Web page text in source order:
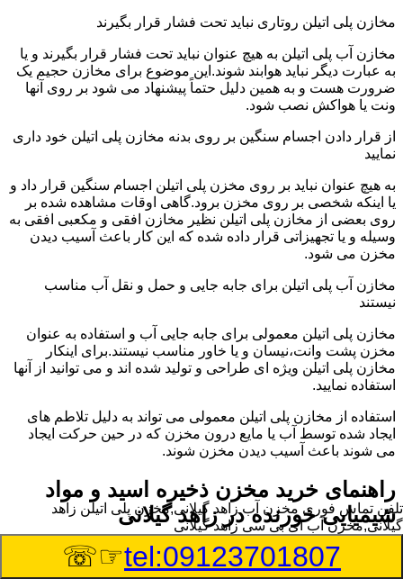
مخازن پلی اتیلن روتاری نباید تحت فشار قرار بگیرند
مخازن آب پلی اتیلن به هیچ عنوان نباید تحت فشار قرار بگیرند و یا
به عبارت دیگر نباید هوابند شوند.این موضوع برای مخازن حجیم یک
ضرورت هست و به همین دلیل حتماً پیشنهاد می شود بر روی آنها
ونت یا هواکش نصب شود.
از قرار دادن اجسام سنگین بر روی بدنه مخازن پلی اتیلن خود داری
نمایید
به هیچ عنوان نباید بر روی مخزن پلی اتیلن اجسام سنگین قرار داد و
یا اینکه شخصی بر روی مخزن برود.گاهی اوقات مشاهده شده بر
روی بعضی از مخازن پلی اتیلن نظیر مخازن افقی و مکعبی افقی به
وسیله و یا تجهیزاتی قرار داده شده که این کار باعث آسیب دیدن
مخزن می شود.
مخازن آب پلی اتیلن برای جابه جایی و حمل و نقل آب مناسب
نیستند
مخازن پلی اتیلن معمولی برای جابه جایی آب و استفاده به عنوان
مخزن پشت وانت،نیسان و یا خاور مناسب نیستند.برای اینکار
مخازن پلی اتیلن ویژه ای طراحی و تولید شده اند و می توانید از آنها
استفاده نمایید.
استفاده از مخازن پلی اتیلن معمولی می تواند به دلیل تلاطم های
ایجاد شده توسط آب یا مایع درون مخزن که در حین حرکت ایجاد
می شوند باعث آسیب دیدن مخزن شوند.
راهنمای خرید مخزن ذخیره اسید و مواد
شیمیایی خورنده در زاهد گیلانی
مخزن ذخیره اسید و مواد شیمیایی باید به گونه ای تولید شوند که
بتوانند در برابر چگالی نسبتا بالا و خورندگی انواع اسیدها مقاومت
تلفن تماس فوری مخزن آب زاهد گیلانی,مخزن پلی اتیلن زاهد
گیلانی,مخزن آب ای بی سی زاهد گیلانی
tel:09123701807
☞☏